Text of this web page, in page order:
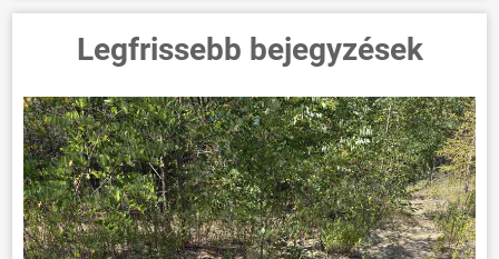
Legfrissebb bejegyzések